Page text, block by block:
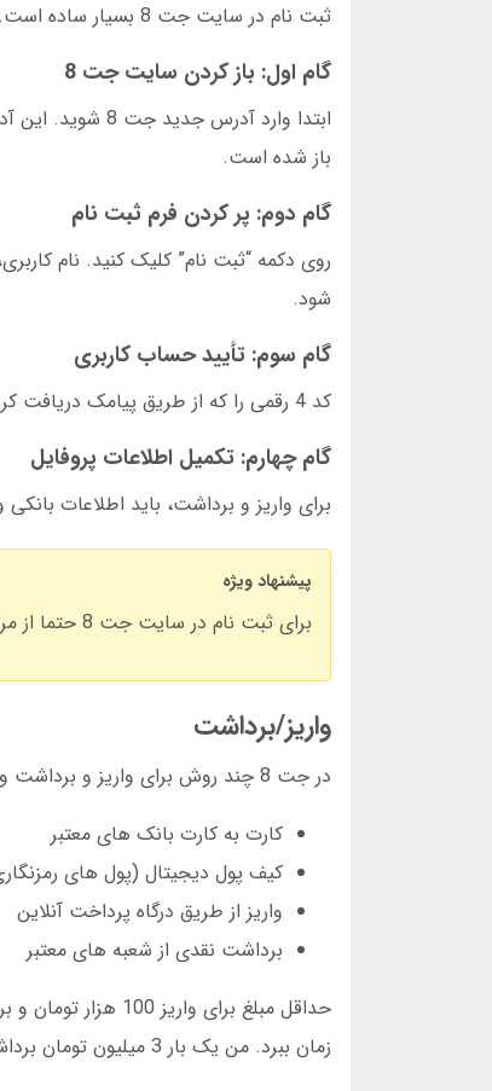
ثبت نام در سایت جت 8 بسیار ساده است. در ادامه مراحل را به تفصیل توضیح می دهیم.
گام اول: باز کردن سایت جت 8
باز شده است.
گام دوم: پر کردن فرم ثبت نام
روی دکمه “ثبت نام” کلیک کنید. نام
شود.
گام سوم: تأیید حساب کاربری
کد 4 رقمی را که از طریق پیامک دریافت کردید وارد کنید. بعد از تأیید، حساب شما فعال می شود.
گام چهارم: تکمیل اطلاعات پروفایل
برای واریز و برداشت، باید اطلاعات
پیشنهاد ویژه
برای ثبت نام در سایت جت 8 حتما از مرورگر کروم استفاده کنید. در مرورگرهای قدیمی ممکن است فرم به درستی نمایش داده نشود.
واریز/برداشت
در جت 8 چند روش برای واریز و برداشت وجود دارد:
کارت به کارت بانک های معتبر
کیف پول دیجیتال (پول های
واریز از طریق درگاه پرداخت آنلاین
برداشت نقدی از شعبه های معتبر
زمان ببرد. من یک بار 3 میلیون تومان برداشت کردم که ظرف 2 ساعت واریز شد.